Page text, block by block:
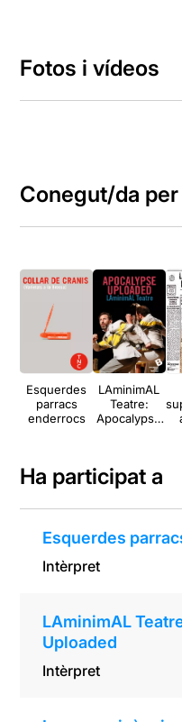
Fotos i vídeos
Conegut/da per
Esquerdes
parracs
enderrocs
LAminimAL
Teatre:
Apocalypse
Ha participat a
Esquerdes
Intèrpret
LAminimAL
Uploaded
Intèrpret